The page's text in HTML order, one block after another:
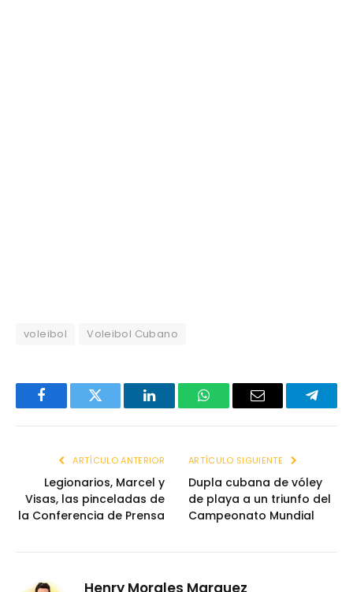
voleibol Voleibol Cubano
FacebookTwitter LinkedInWhatsAppEmail
ARTÍCULO ANTERIOR
Legionarios, Marcel y
Visas, las pinceladas de
la Conferencia de Prensa
ARTÍCULO SIGUIENTE
Dupla cubana de vóley
de playa a un triunfo del
Campeonato Mundial